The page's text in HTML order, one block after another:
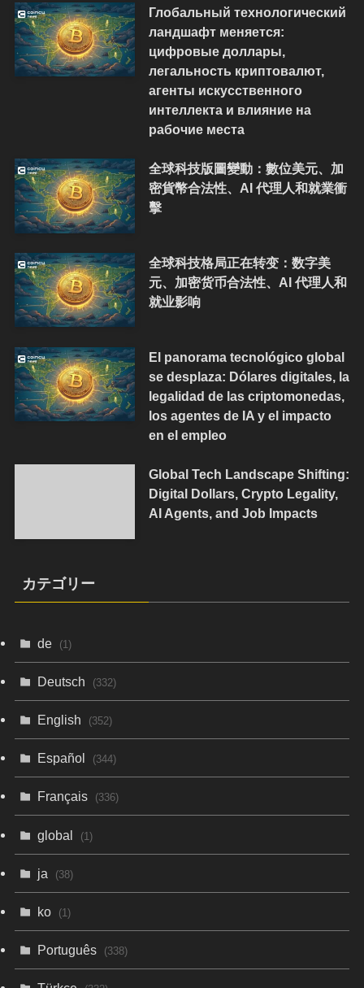
Глобальный технологический
ландшафт меняется:
цифровые доллары,
легальность криптовалют,
агенты искусственного
интеллекта и влияние на
рабочие места
全球科技版圖變動：數位美元、加
密貨幣合法性、AI 代理人和就業衝
擊
全球科技格局正在转变：数字美
元、加密货币合法性、AI 代理人和
就业影响
El panorama tecnológico global
se desplaza: Dólares digitales, la
legalidad de las criptomonedas,
los agentes de IA y el impacto
en el empleo
Global Tech Landscape Shifting:
Digital Dollars, Crypto Legality,
AI Agents, and Job Impacts
カテゴリー
de (1)
Deutsch (332)
English (352)
Español (344)
Français (336)
global (1)
ja (38)
ko (1)
Português (338)